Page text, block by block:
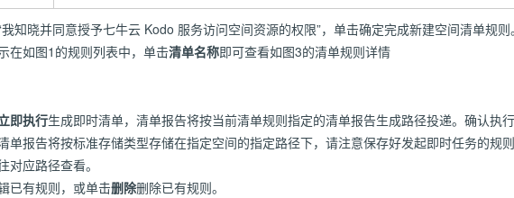
知晓并同意授予七牛云 Kodo 服务访问空间资源的权限”，单击确定完成新建空间清单规则。
在如图1的规则列表中，单击清单名称即可查看如图3的清单规则详情
即执行生成即时清单，清单报告将按当前清单规则指定的清单报告生成路径投递。确认执
单报告将按标准存储类型存储在指定空间的指定路径下，请注意保存好发起即时任务的规
应路径查看。
已有规则，或单击删除删除已有规则。